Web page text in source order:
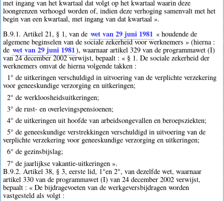
met ingang van het kwartaal dat volgt op het kwartaal waarin deze
loongrenzen verhoogd worden of, indien deze verhoging samenvalt met het
begin van een kwartaal, met ingang van dat kwartaal ».
B.9.1. Artikel 21, § 1, van de wet van 29 juni 1981 « houdende de
algemene beginselen van de sociale zekerheid voor werknemers » (hierna :
de wet van 29 juni 1981), waarnaar artikel 329 van de programmawet (I)
van 24 december 2002 verwijst, bepaalt : « § 1. De sociale zekerheid der
werknemers omvat de hierna volgende takken :
1° de uitkeringen verschuldigd in uitvoering van de verplichte verzekering
voor geneeskundige verzorging en uitkeringen;
2° de werkloosheidsuitkeringen;
3° de rust- en overlevingspensioenen;
4° de uitkeringen uit hoofde van arbeidsongevallen en beroepsziekten;
5° de geneeskundige verstrekkingen verschuldigd in uitvoering van de
verplichte verzekering voor geneeskundige verzorging en uitkeringen;
6° de gezinsbijslag;
7° de jaarlijkse vakantie-uitkeringen ».
B.9.2. Artikel 38, § 3, eerste lid, 1°en 2°, van dezelfde wet, waarnaar
artikel 330 van de programmawet (I) van 24 december 2002 verwijst,
bepaalt : « De bijdragevoeten van de werkgeversbijdragen worden
vastgesteld als volgt :